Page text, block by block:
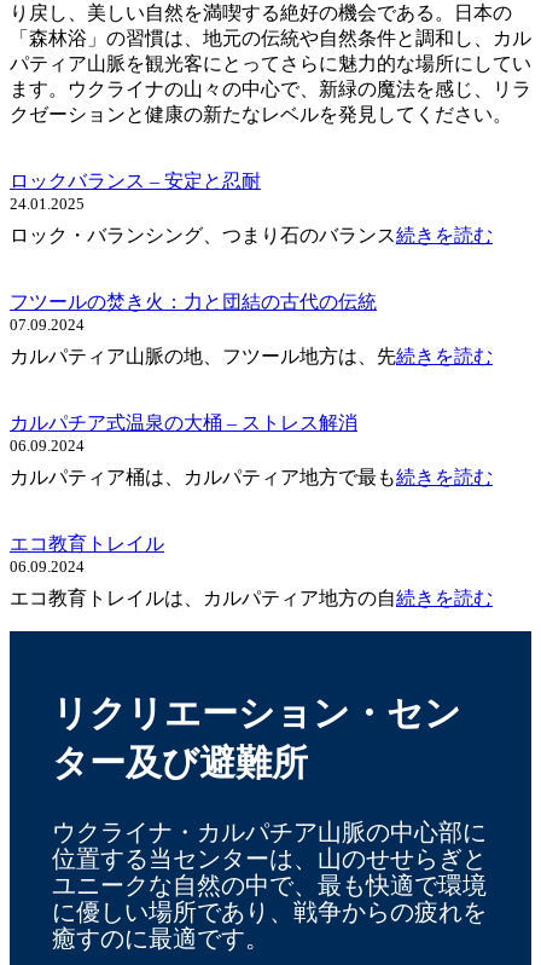
り戻し、美しい自然を満喫する絶好の機会である。日本の
「森林浴」の習慣は、地元の伝統や自然条件と調和し、カル
パティア山脈を観光客にとってさらに魅力的な場所にしてい
ます。ウクライナの山々の中心で、新緑の魔法を感じ、リラ
クゼーションと健康の新たなレベルを発見してください。
ロックバランス – 安定と忍耐
24.01.2025
ロック・バランシング、つまり石のバランス続きを読む
フツールの焚き火：力と団結の古代の伝統
07.09.2024
カルパティア山脈の地、フツール地方は、先続きを読む
カルパチア式温泉の大桶 – ストレス解消
06.09.2024
カルパティア桶は、カルパティア地方で最も続きを読む
エコ教育トレイル
06.09.2024
エコ教育トレイルは、カルパティア地方の自続きを読む
リクリエーション・セン
ター及び避難所
ウクライナ・カルパチア山脈の中心部に
位置する当センターは、山のせせらぎと
ユニークな自然の中で、最も快適で環境
に優しい場所であり、戦争からの疲れを
癒すのに最適です。